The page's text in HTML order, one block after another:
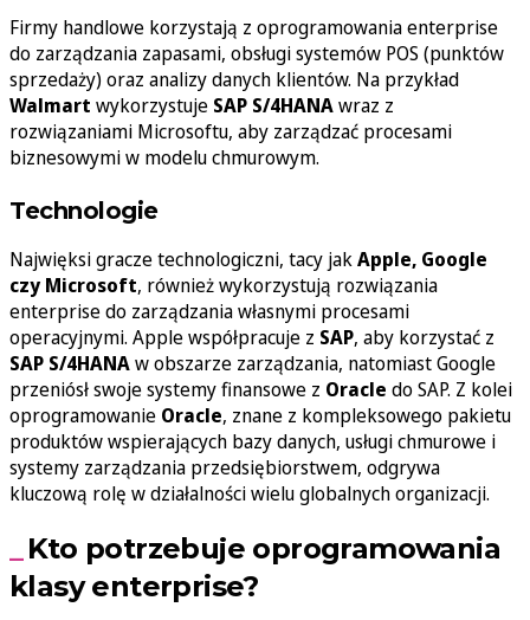
Firmy handlowe korzystają z oprogramowania enterprise
do zarządzania zapasami, obsługi systemów POS (punktów
sprzedaży) oraz analizy danych klientów. Na przykład
Walmart wykorzystuje SAP S/4HANAwraz z
rozwiązaniami Microsoftu, aby zarządzać procesami
biznesowymi w modelu chmurowym.
Technologie
Najwięksi gracze technologiczni, tacy jakApple, Google
czy Microsoft, również wykorzystują rozwiązania
enterprise do zarządzania własnymi procesami
operacyjnymi. Apple współpracuje z SAP, aby korzystać z
SAP S/4HANAw obszarze zarządzania, natomiast Google
przeniósł swoje systemy finansowe z Oracle do SAP. Z kolei
oprogramowanie Oracle, znane z kompleksowego pakietu
produktów wspierających bazy danych, usługi chmurowe i
systemy zarządzania przedsiębiorstwem, odgrywa
kluczową rolę w działalności wielu globalnych organizacji.
Kto potrzebuje oprogramowania
klasy enterprise?